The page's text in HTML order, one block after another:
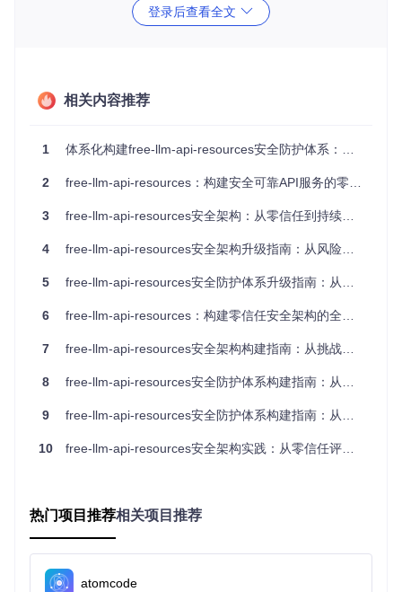
1.3 模型治理机制缺陷
乏模型安全评级体系，导致无法实施差异化访问控制策略。
1.4 供应链安全新挑战
第三方依赖管理存在隐性风险：项目依赖的requirements.t
缺乏依赖组件的定期安全扫描机制，无法及时发现组件漏洞。
二、防御蓝图：构建多层级安全防护体系
2.1 凭证安全增强方案
实施密钥全生命周期管理，采用HashiCorp Vault或云厂商KM
机制，结合API提供商的密钥失效通知功能。按功能模块拆分A
制。
安全实践清单
✅ 配置密钥使用审计日志
2.2 数据安全防护架构
构建文件完整性校验机制，实现基于SHA-256的文件哈希验
证，确保传输前后数据一致性。开发请求签名模块，为API请
登录后查看全文
相关内容推荐
1 体系化构建free-llm-api-resources安全防护体系：从风险诊断到实战落地
2 free-llm-api-resources：构建安全可靠API服务的零信任实践指南
3 free-llm-api-resources安全架构：从零信任到持续防御的实践指南
4 free-llm-api-resources安全架构升级指南：从风险诊断到长效防护
5 free-llm-api-resources安全防护体系升级指南：从威胁诊断到成熟度演进
6 free-llm-api-resources：构建零信任安全架构的全链路实践指南
7 free-llm-api-resources安全架构构建指南：从挑战到实践
8 free-llm-api-resources安全防护体系构建指南：从风险识别到防御落地
9 free-llm-api-resources安全防护体系构建指南：从威胁识别到持续运营
10 free-llm-api-resources安全架构实践：从零信任评估到自动化防御
热门项目推荐相关项目推荐
atomcode